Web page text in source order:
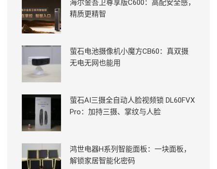
海尔金吾卫尊享版C600：高配安全感，
精质更精智
萤石电池摄像机小魔方CB60：真双摄
无电无网也能用
萤石AI三摄全自动人脸视频锁 DL60FVX
Pro：加持三摄、掌纹与人脸
鸿世电器H系列智能面板：一块面板，
解锁家居智能化密码